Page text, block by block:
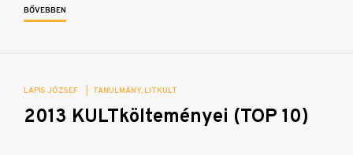
BŐVEBBEN
LAPIS JÓZSEF TANULMÁNY LITKULT
2013 KULTkölteményei (TOP 10)